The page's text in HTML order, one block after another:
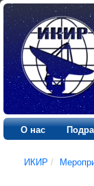
О нас
ИКИР /